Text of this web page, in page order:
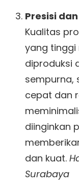
Presisi
Kualitas
yang
diproduksi
sempurna,
cepat dan
diinginkan
dan kuat.
Surabaya